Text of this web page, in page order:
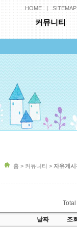
HOME | SITEMAP
커뮤니티
홈 > 커뮤니티 > 자유게시
Total
날짜 조회